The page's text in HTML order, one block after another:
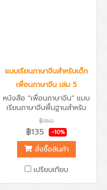
แบบเรียนภาษาจีนสำหรับเด็ก
เพื่อนภาษาจีน เล่ม 5
หนังสือ “เพื่อนภาษาจีน” แบบ
เรียนภาษาจีนพื้นฐานสำหรับ
เด็ก 1 ชุดมี 6 เล่ม เหมาะสำหรับ
เด็กอายุ 4-12 ปี เนื้อหาสนุก
เข้าใจง่าย เรียนรู้ภาษาจีนผ่านบท
สนทนาขั้นพื้นฐาน ศัพท์ใหม่น่ารู้
ประจำบท น้องๆ จะสามารถฟัง
พูด อ่าน เขียน ได้ครบทุกทักษะ
ผ่านประโยคสนทนาเบื้องต้น
พร้อมแบบฝึกหัดหลากหลายรูป
฿150
฿135 -10%
สั่งซื้อสินค้า
เปรียบเทียบ